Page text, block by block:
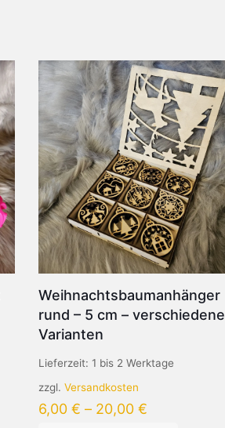
Weihnachtsbaumanhänger
rund – 5 cm – verschiedene
Varianten
Lieferzeit: 1 bis 2 Werktage
zzgl. Versandkosten
6,00 € – 20,00 €